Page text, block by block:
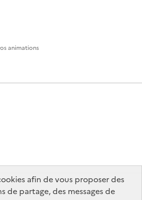
afin de vous proposer des
de partage, des messages de
animations
info.gouv.fr
data.gouv.fr